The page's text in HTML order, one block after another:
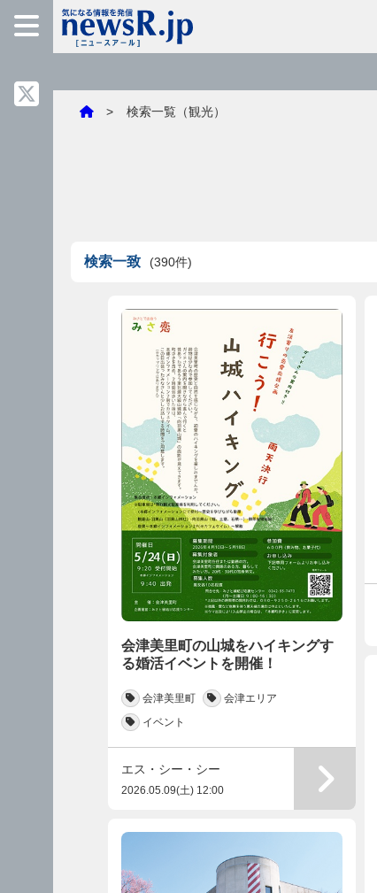
検索一覧（観光）
検索一致 (390件)
会津美里町の山城をハイキングす
る婚活イベントを開催！
会津美里町
会津エリア
イベント
エス・シー・シー
2026.05.09(土) 12:00